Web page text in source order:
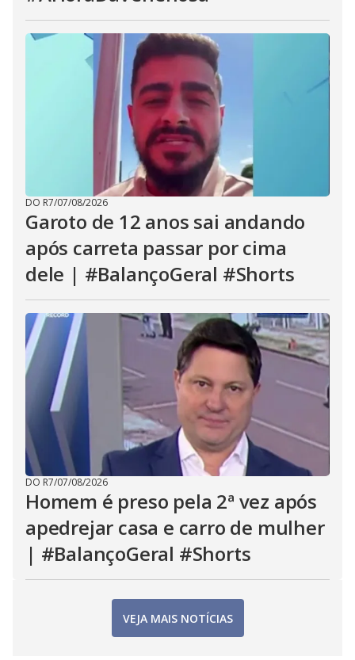
DO R7/07/08/2026
Garoto de 12 anos sai andando
após carreta passar por cima
dele | #BalançoGeral #Shorts
DO R7/07/08/2026
Homem é preso pela 2ª vez após
apedrejar casa e carro de mulher
| #BalançoGeral #Shorts
VEJA MAIS NOTÍCIAS